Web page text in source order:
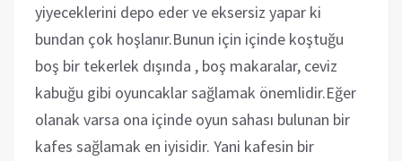
yiyeceklerini depo eder ve eksersiz yapar ki
bundan çok hoşlanır.Bunun için içinde koştuğu
boş bir tekerlek dışında , boş makaralar, ceviz
kabuğu gibi oyuncaklar sağlamak önemlidir.Eğer
olanak varsa ona içinde oyun sahası bulunan bir
kafes sağlamak en iyisidir. Yani kafesin bir